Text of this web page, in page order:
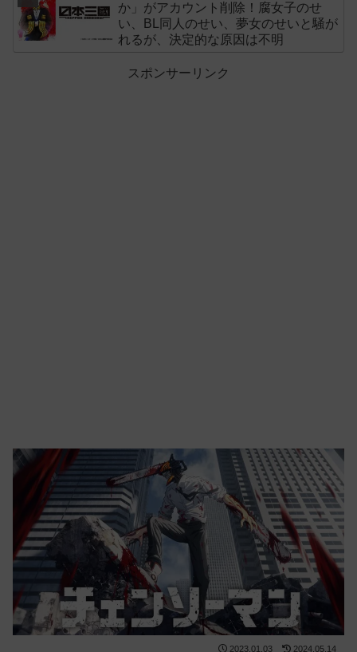
か」がアカウント削除！腐女子のせ
い、BL同人のせい、夢女のせいと騒が
れるが、決定的な原因は不明
スポンサーリンク
2023.01.03 2024.05.14